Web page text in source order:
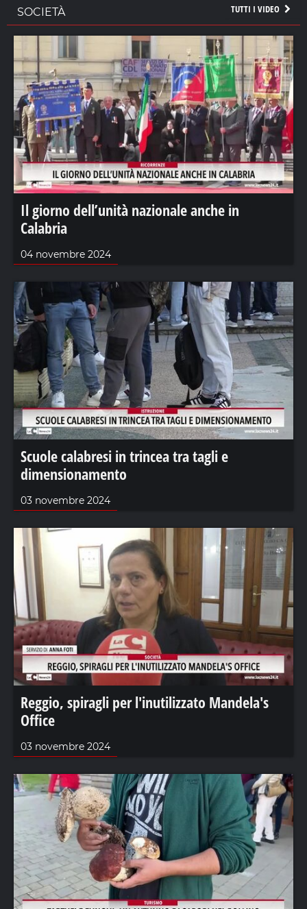
TUTTI I VIDEO
SOCIETÀ
Il giorno dell’unità nazionale anche in
Calabria
04 novembre 2024
Scuole calabresi in trincea tra tagli e
dimensionamento
03 novembre 2024
Reggio, spiragli per l'inutilizzato Mandela's
Office
03 novembre 2024